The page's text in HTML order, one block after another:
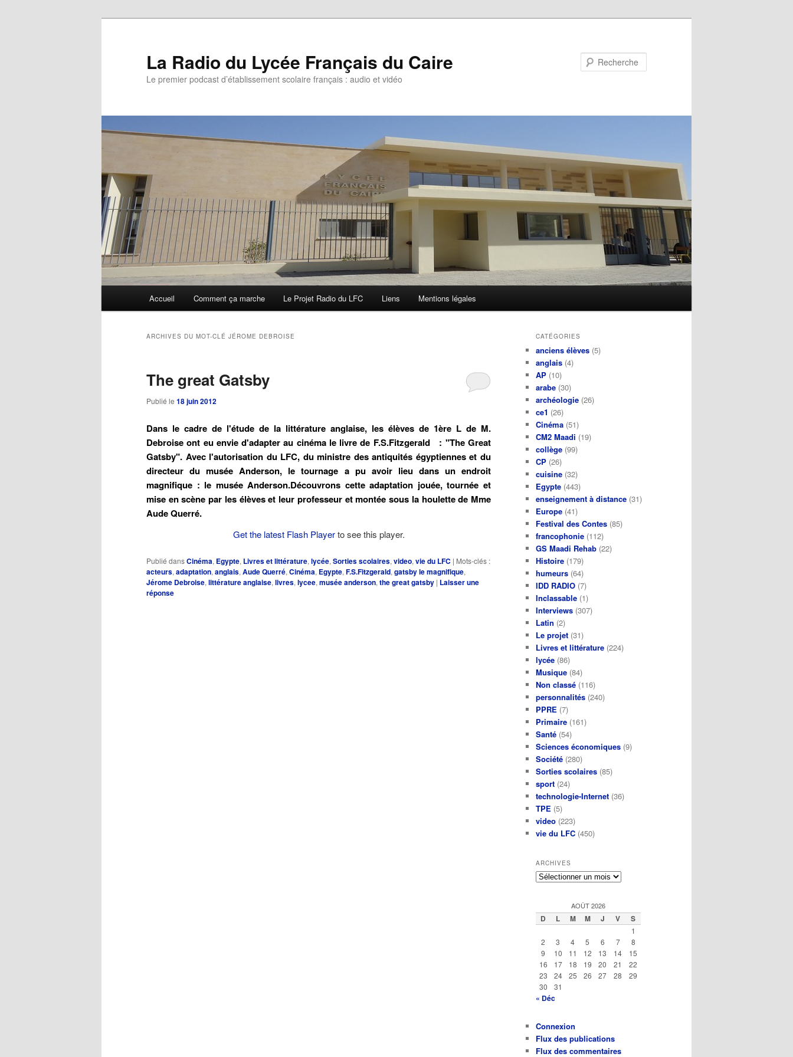
La Radio du Lycée Français du Caire
Le premier podcast d’établissement scolaire français : audio et vidéo
Aller
principal
Aller
secondaire
Accueil Comment ça marche Le Projet Radio du LFC Liens Mentions légales
ARCHIVES DU MOT-CLÉ JÉROME DEBROISE
The great Gatsby
Publié le 18 juin 2012
Dans le cadre de l'étude de la littérature anglaise, les élèves de 1ère L de M.
Debroise ont eu envie d'adapter au cinéma le livre de F.S.Fitzgerald : "The Great
Gatsby". Avec l'autorisation du LFC, du ministre des antiquités égyptiennes et du
directeur du musée Anderson, le tournage a pu avoir lieu dans un endroit
magnifique : le musée Anderson.Découvrons cette adaptation jouée, tournée et
mise en scène par les élèves et leur professeur et montée sous la houlette de Mme
Aude Querré.
Get the latest Flash Playerto see this player.
Publié dansCinéma, Egypte, Livres et littérature, lycée, Sorties scolaires, video, vie du LFC | Mots-clés :
acteurs, adaptation, anglais, Aude Querré, Cinéma, Egypte, F.S.Fitzgerald, gatsby le magnifique,
Jérome Debroise, littérature anglaise, livres, lycee, musée anderson, the great gatsby | Laisser une
réponse
CATÉGORIES
anciens élèves (5)
anglais (4)
AP (10)
arabe (30)
archéologie (26)
ce1 (26)
Cinéma (51)
CM2 Maadi (19)
collège (99)
CP (26)
cuisine (32)
Egypte (443)
enseignement à distance (31)
Europe (41)
Festival des Contes (85)
francophonie (112)
GS Maadi Rehab (22)
Histoire (179)
humeurs (64)
IDD RADIO (7)
Inclassable (1)
Interviews (307)
Latin (2)
Le projet (31)
Livres et littérature (224)
lycée (86)
Musique (84)
Non classé (116)
personnalités (240)
PPRE (7)
Primaire (161)
Santé (54)
Sciences économiques (9)
Société (280)
Sorties scolaires (85)
sport (24)
technologie-Internet (36)
TPE (5)
video (223)
vie du LFC (450)
ARCHIVES
Archives
AOÛT 2026
D L M M J V S
1
2
3 4 5 6 7
8
9
10 11 12 13 14
15
16
17 18 19 20 21
22
23
24 25 26 27 28
29
30
31
« Déc
Connexion
Flux des publications
Flux des commentaires